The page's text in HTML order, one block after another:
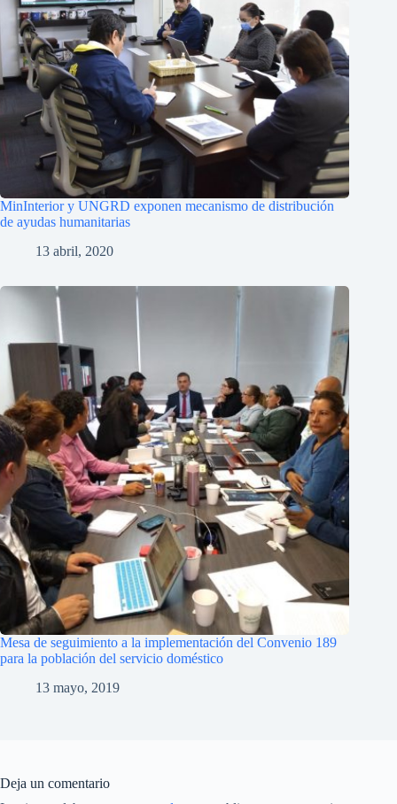
MinInterior y UNGRD exponen mecanismo de distribución
de ayudas humanitarias
13 abril, 2020
Mesa de seguimiento a la implementación del Convenio 189
para la población del servicio doméstico
13 mayo, 2019
Deja un comentario